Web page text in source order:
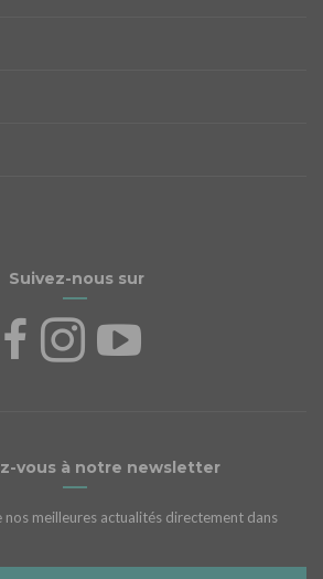
Suivez-nous sur
vous à notre newsletter
nos meilleures actualités directement dans